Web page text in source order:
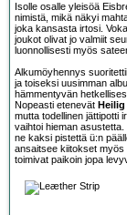
Isolle osalle yleisöä
nimistä, mikä näkyi
joka kansasta irtosi.
joukot olivat jo valmiit
luonnollisesti myös
Alkumöyhennys
ja toiseksi uusimman
hämmentyvän
Nopeasti etenevät Heilig
mutta todellinen jättipotti
vaihtoi hieman
ne kaksi pistettä ü:n
ansaitsee kiitokset myös
toimivat paikoin jopa